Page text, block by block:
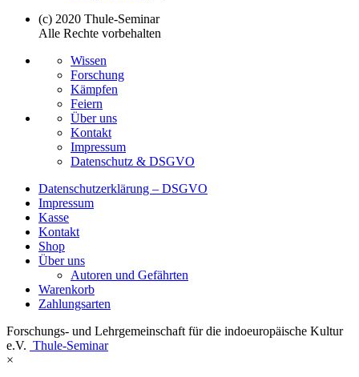
(c) 2020 Thule-Seminar
Alle Rechte vorbehalten
Wissen
Forschung
Kämpfen
Feiern
Über uns
Kontakt
Impressum
Datenschutz & DSGVO
Datenschutzerklärung – DSGVO
Impressum
Kasse
Kontakt
Shop
Über uns
Autoren und Gefährten
Warenkorb
Zahlungsarten
Forschungs- und Lehrgemeinschaft für die indoeuropäische Kultur
e.V. Thule-Seminar
×